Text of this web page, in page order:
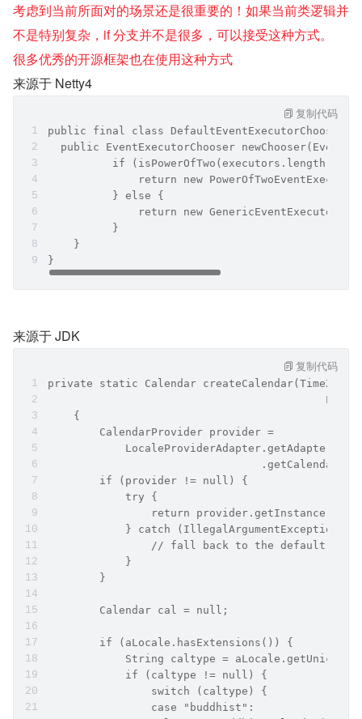
考虑到当前所面对的场景还是很重要的！如果当前类逻辑并
不是特别复杂，if 分支并不是很多，可以接受这种方式。
很多优秀的开源框架也在使用这种方式
来源于 Netty4
public final class
public EventExecutorChooser
          if (isPowerOfTwo(executors.length)) {
return new
          } else {
return new
          }
    }
}
复制代码
来源于 JDK
private static Calendar createCalendar(TimeZone
    {
        CalendarProvider provider =
        if (provider != null) {
            try {
return
} catch (IllegalArgumentException
// fall back to the default
            }
        }
        Calendar cal = null;
        if (aLocale.hasExtensions()) {
String caltype =
            if (caltype != null) {
                switch (caltype) {
                case "buddhist":
复制代码